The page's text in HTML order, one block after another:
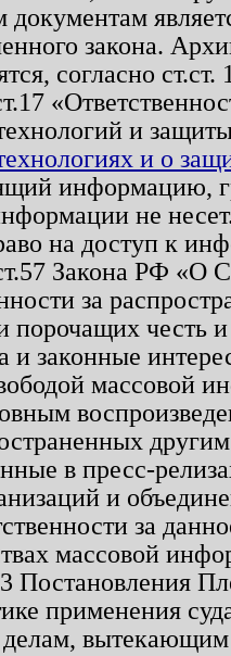
закона.
согласно
и
и о
информацию,
не
на доступ к
Закона РФ «О
за
порочащих честь
законные
массовой
в пресс-
и
за
массовой
Постановления
применения
вытекающим